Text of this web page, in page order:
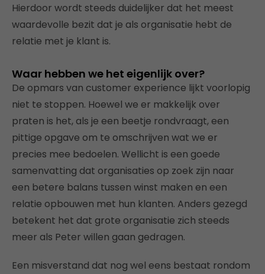
Hierdoor wordt steeds duidelijker dat het meest
waardevolle bezit dat je als organisatie hebt de
relatie met je klant is.
Waar hebben we het eigenlijk over?
De opmars van customer experience lijkt voorlopig
niet te stoppen. Hoewel we er makkelijk over
praten is het, als je een beetje rondvraagt, een
pittige opgave om te omschrijven wat we er
precies mee bedoelen. Wellicht is een goede
samenvatting dat organisaties op zoek zijn naar
een betere balans tussen winst maken en een
relatie opbouwen met hun klanten. Anders gezegd
betekent het dat grote organisatie zich steeds
meer als Peter willen gaan gedragen.
Een misverstand dat nog wel eens bestaat rondom